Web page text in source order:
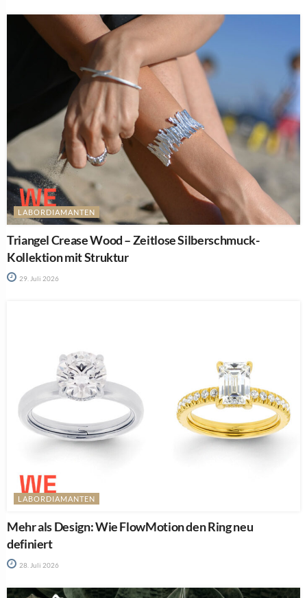
LABORDIAMANTEN
Triangel Crease Wood – Zeitlose Silberschmuck-
Kollektion mit Struktur
29. Juli 2026
LABORDIAMANTEN
Mehr als Design: Wie FlowMotion den Ring neu
definiert
28. Juli 2026